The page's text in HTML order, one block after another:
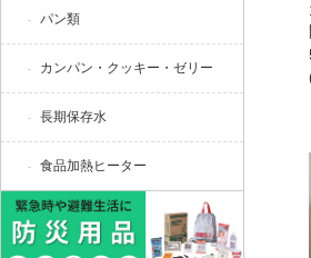
パン類
カンパン・クッキー・ゼリー
長期保存水
食品加熱ヒーター